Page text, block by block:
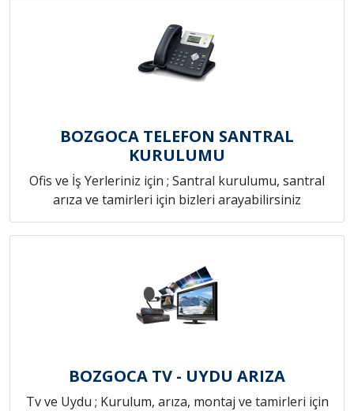
BOZGOCA TELEFON SANTRAL
KURULUMU
Ofis ve İş Yerleriniz için ; Santral kurulumu, santral
arıza ve tamirleri için bizleri arayabilirsiniz
BOZGOCA TV - UYDU ARIZA
Tv ve Uydu ; Kurulum, arıza, montaj ve tamirleri için